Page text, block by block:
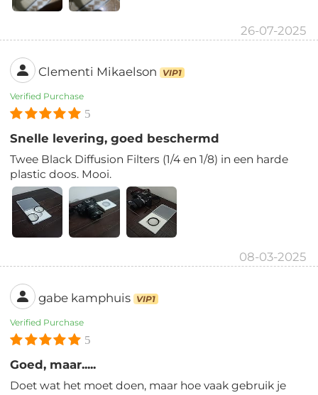
26-07-2025
Clementi Mikaelson VIP1
Verified Purchase
5
Snelle levering, goed beschermd
Twee Black Diffusion Filters (1/4 en 1/8) in een harde
plastic doos. Mooi.
08-03-2025
gabe kamphuis VIP1
Verified Purchase
5
Goed, maar.....
Doet wat het moet doen, maar hoe vaak gebruik je